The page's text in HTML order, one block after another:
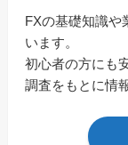
FXの基礎知識や
います。
初心者の方にも
調査をもとに情